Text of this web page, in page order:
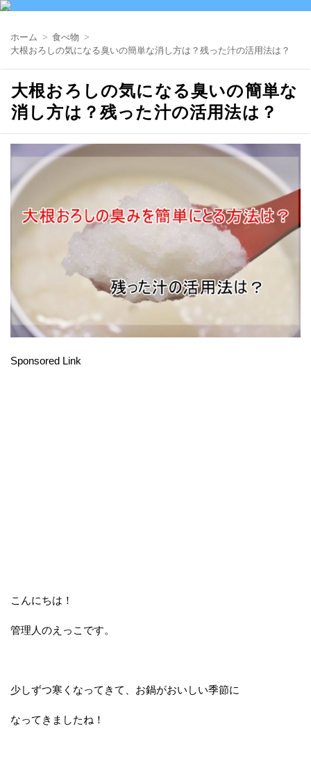
ホーム
食べ物
大根おろしの気になる臭いの簡単な消し方は？残った汁の活用法は？
大根おろしの気になる臭いの簡単な
消し方は？残った汁の活用法は？
Sponsored Link
こんにちは！
管理人のえっこです。
少しずつ寒くなってきて、お鍋がおいしい季節に
なってきましたね！